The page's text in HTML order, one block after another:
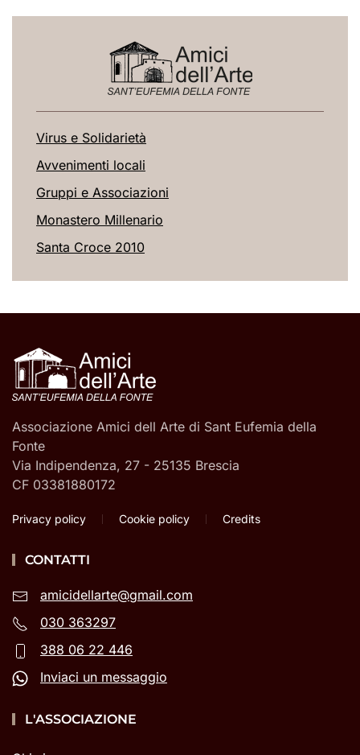
Virus e Solidarietà
Avvenimenti locali
Gruppi e Associazioni
Monastero Millenario
Santa Croce 2010
Associazione Amici dell Arte di Sant Eufemia della
Fonte
Via Indipendenza, 27 - 25135 Brescia
CF 03381880172
Privacy policy Cookie policy Credits
CONTATTI
amicidellarte@gmail.com
030 363297
388 06 22 446
Inviaci un messaggio
L'ASSOCIAZIONE